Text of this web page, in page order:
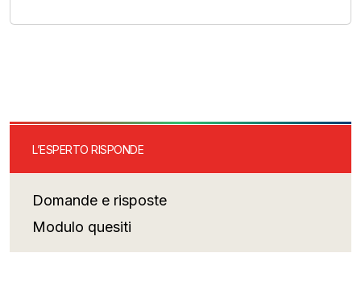
L’ESPERTO RISPONDE
Domande e risposte
Modulo quesiti